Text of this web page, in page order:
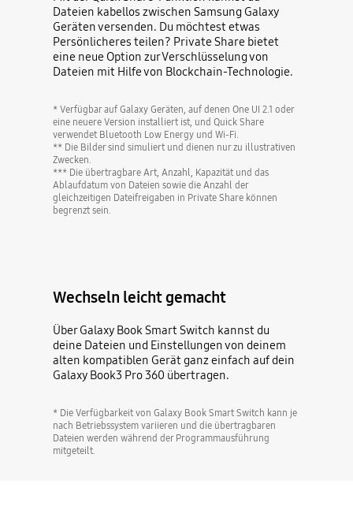
Dateien kabellos zwischen Samsung Galaxy
Geräten versenden. Du möchtest etwas
Persönlicheres teilen? Private Share bietet
eine neue Option zur Verschlüsselung von
Dateien mit Hilfe von Blockchain-Technologie.
* Verfügbar auf Galaxy Geräten, auf denen One UI 2.1 oder
eine neuere Version installiert ist, und Quick Share
verwendet Bluetooth Low Energy und Wi-Fi.
** Die Bilder sind simuliert und dienen nur zu illustrativen
Zwecken.
*** Die übertragbare Art, Anzahl, Kapazität und das
Ablaufdatum von Dateien sowie die Anzahl der
gleichzeitigen Dateifreigaben in Private Share können
begrenzt sein.
Wechseln leicht gemacht
Über Galaxy Book Smart Switch kannst du
deine Dateien und Einstellungen von deinem
alten kompatiblen Gerät ganz einfach auf dein
Galaxy Book3 Pro 360 übertragen.
* Die Verfügbarkeit von Galaxy Book Smart Switch kann je
nach Betriebssystem variieren und die übertragbaren
Dateien werden während der Programmausführung
mitgeteilt.